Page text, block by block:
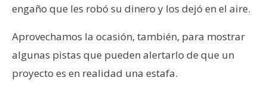
n
c
t
engaño que les robó su dinero y los dejó en el aire.
Aprovechamos la ocasión, también, para mostrar
algunas pistas que pueden alertarlo de que un
proyecto es en realidad una estafa.